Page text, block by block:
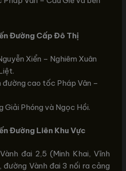
Đường Cấp Đô Thị
Xiển – Nghiêm Xuân
đường cao tốc Pháp Vân –
Giải Phóng và Ngọc Hồi.
Đường Liên Khu Vực
đai 2,5 (Minh Khai, Vĩnh
đường Vành đai 3 nối ra cảng